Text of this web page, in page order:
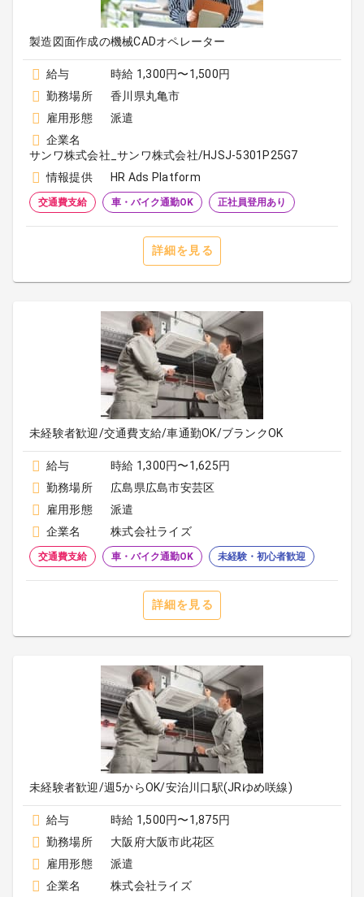
製造図面作成の機械CADオペレーター
給与
時給 1,300円〜1,500円
勤務場所
香川県丸亀市
雇用形態
派遣
企業名
サンワ株式会社_サンワ株式会社/HJSJ-5301P25G7
情報提供
HR Ads Platform
交通費支給 車・バイク通勤OK 正社員登用あり
詳細を見る
未経験者歓迎/交通費支給/車通勤OK/ブランクOK
給与
時給 1,300円〜1,625円
勤務場所
広島県広島市安芸区
雇用形態
派遣
企業名
株式会社ライズ
交通費支給 車・バイク通勤OK 未経験・初心者歓迎
詳細を見る
未経験者歓迎/週5からOK/安治川口駅(JRゆめ咲線)
給与
時給 1,500円〜1,875円
勤務場所
大阪府大阪市此花区
雇用形態
派遣
企業名
株式会社ライズ